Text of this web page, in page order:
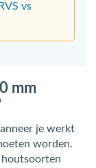
RVS vs
mm
je werkt
worden.
houtsoorten